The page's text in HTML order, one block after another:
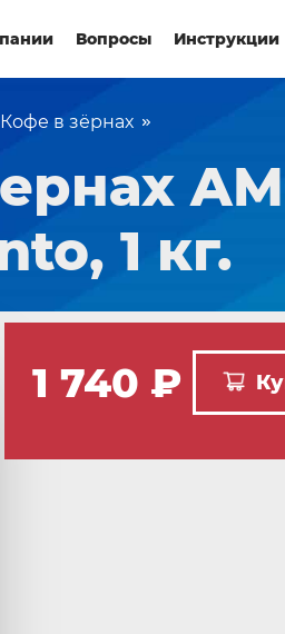
Вопросы Инструкции
Кофе в зёрнах
1 кг.
1 740 ₽